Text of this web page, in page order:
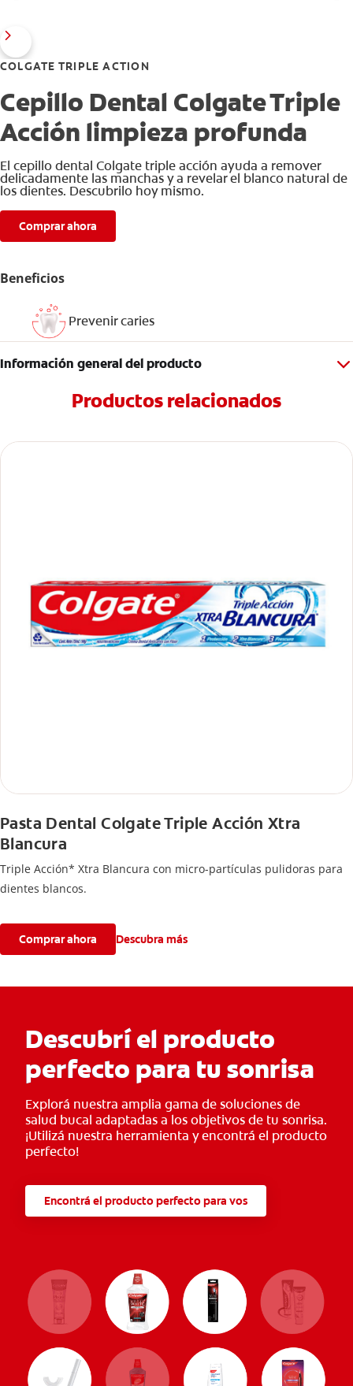
COLGATE TRIPLE ACTION
Cepillo Dental Colgate Triple
Acción limpieza profunda
El cepillo dental Colgate triple acción ayuda a remover
delicadamente las manchas y a revelar el blanco natural de
los dientes. Descubrilo hoy mismo.
Comprar ahora
Beneficios
Prevenir caries
Información general del producto
Productos relacionados
Pasta Dental Colgate Triple Acción Xtra
Blancura
Triple Acción* Xtra Blancura con micro-partículas pulidoras para
dientes blancos.
Comprar ahora Descubra más
Descubrí el producto
perfecto para tu sonrisa
Explorá nuestra amplia gama de soluciones de
salud bucal adaptadas a los objetivos de tu sonrisa.
¡Utilizá nuestra herramienta y encontrá el producto
perfecto!
Encontrá el producto perfecto para vos